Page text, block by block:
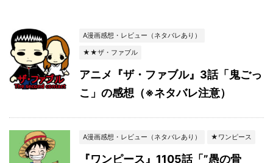
A漫画感想・レビュー（ネタバレあり）
★★ザ・ファブル
アニメ『ザ・ファブル』3話「鬼ごっ
こ」の感想（※ネタバレ注意）
A漫画感想・レビュー（ネタバレあり） ★ワンピース
『ワンピース』1105話「”愚の骨